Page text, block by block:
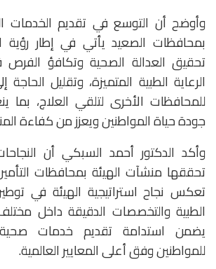
وأوضح أن التوسع في تقديم الخدمات
بمحافظات الصعيد يأتي في إطار رؤية
تحقيق العدالة الصحية وتكافؤ
الرعاية الطبية المتميزة، وتقليل
للمحافظات الأخرى لتلقي العلاج، بما
جودة حياة المواطنين ويعزز من كفاءة
وأكد الدكتور أحمد السبكي أن
تحققها منشآت الهيئة بمحافظات
تعكس نجاح استراتيجية الهيئة في
الطبية والتخصصات الدقيقة داخل
يضمن استدامة تقديم خدمات
للمواطنين وفق أعلى المعايير العالمية.